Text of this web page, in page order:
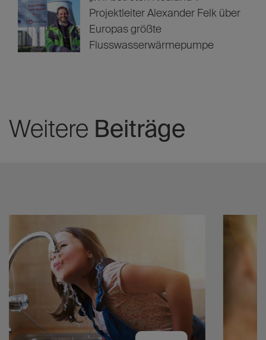
Projektleiter Alexander Felk über
Europas größte
Flusswasserwärmepumpe
Weitere Beiträge